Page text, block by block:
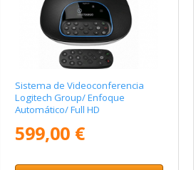
Sistema de Videoconferencia
Logitech Group/ Enfoque
Automático/ Full HD
599,00 €